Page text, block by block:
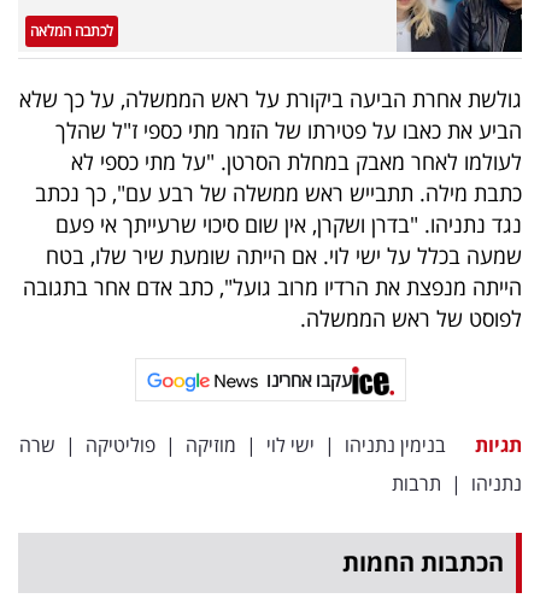
לכתבה המלאה
גולשת אחרת הביעה ביקורת על ראש הממשלה, על כך שלא
הביע את כאבו על פטירתו של הזמר מתי כספי ז"ל שהלך
לעולמו לאחר מאבק במחלת הסרטן. "על מתי כספי לא
כתבת מילה. תתבייש ראש ממשלה של רבע עם", כך נכתב
נגד נתניהו. "בדרן ושקרן, אין שום סיכוי שרעייתך אי פעם
שמעה בכלל על ישי לוי. אם הייתה שומעת שיר שלו, בטח
הייתה מנפצת את הרדיו מרוב גועל", כתב אדם אחר בתגובה
לפוסט של ראש הממשלה.
עקבו אחרינו
תגיות בנימין נתניהו | ישי לוי | מוזיקה | פוליטיקה | שרה
נתניהו | תרבות
הכתבות החמות